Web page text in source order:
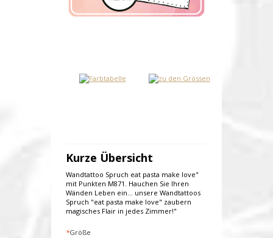
Kurze Übersicht
Wandtattoo Spruch eat pasta make love"
mit Punkten M871. Hauchen Sie Ihren
Wänden Leben ein... unsere Wandtattoos
Spruch "eat pasta make love" zaubern
magisches Flair in jedes Zimmer!"
*Größe